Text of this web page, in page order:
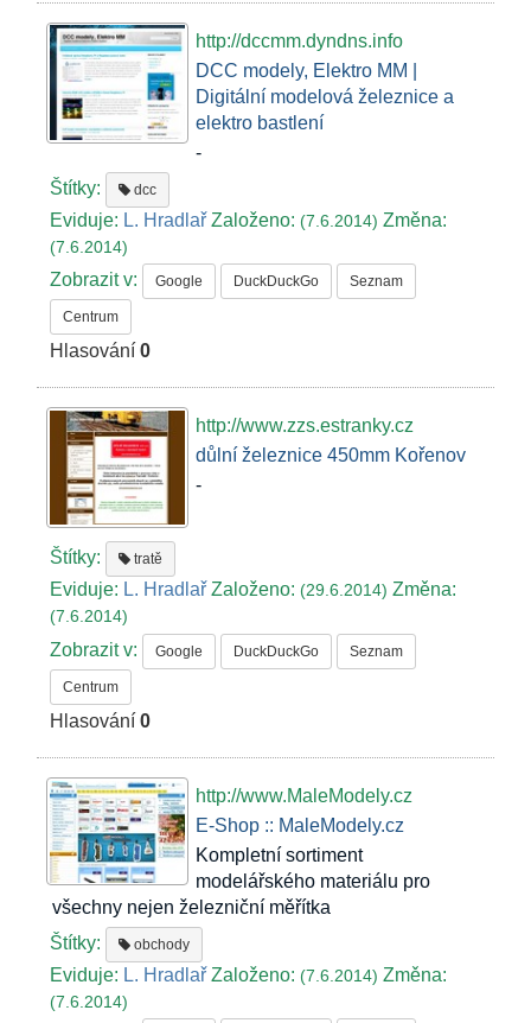
http://dccmm.dyndns.info
DCC modely, Elektro MM |
Digitální modelová železnice a
elektro bastlení
-
Štítky:
dcc
Eviduje: L. Hradlař Založeno:(7.6.2014)Změna:
(7.6.2014)
Zobrazit v: Google DuckDuckGo Seznam
Centrum
Hlasování0
http://www.zzs.estranky.cz
důlní železnice 450mm Kořenov
-
Štítky: tratě
Eviduje: L. Hradlař Založeno:(29.6.2014)Změna:
(7.6.2014)
Zobrazit v: Google DuckDuckGo Seznam
Centrum
Hlasování0
http://www.MaleModely.cz
E-Shop :: MaleModely.cz
Kompletní sortiment
modelářského materiálu pro
všechny nejen železniční měřítka
Štítky:
obchody
Eviduje: L. Hradlař Založeno:(7.6.2014)Změna:
(7.6.2014)